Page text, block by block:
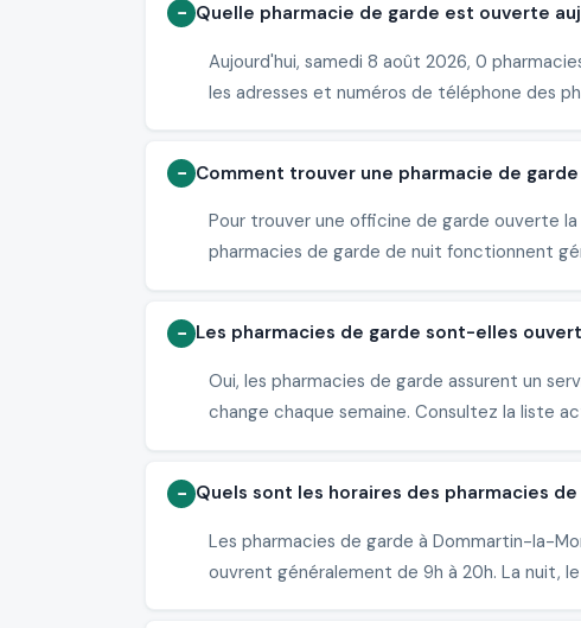
Quelle pharmacie de garde est ouverte
Aujourd'hui, samedi 8 août 2026, 0
les adresses et numéros de téléphone des
Comment trouver une pharmacie de
Pour trouver une officine de garde ouverte
pharmacies de garde de nuit fonctionnent
Les pharmacies de garde sont-elles
Oui, les pharmacies de garde assurent un
change chaque semaine. Consultez la liste
Quels sont les horaires des pharmacies
Les pharmacies de garde à Dommartin-la-
ouvrent généralement de 9h à 20h. La nuit,